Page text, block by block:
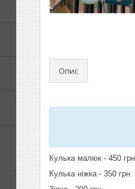
Опис
Кулька малюк - 450 грн
Кулька ніжка - 350 грн